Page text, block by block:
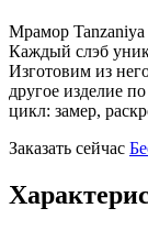
Мрамор
Каждый слэб
Изготовим из
другое изделие
цикл: замер,
Заказать сейчас